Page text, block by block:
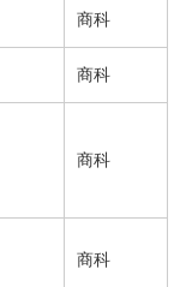
商科
商科
商科
商科